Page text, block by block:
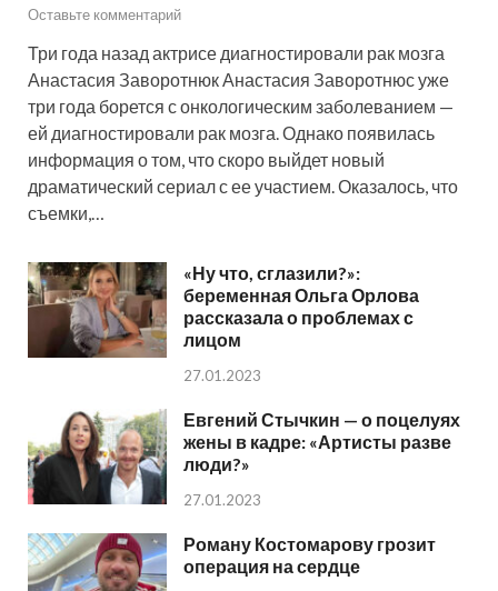
Оставьте комментарий
Три года назад актрисе диагностировали рак мозга
Анастасия Заворотнюк Анастасия Заворотнюс уже
три года борется с онкологическим заболеванием —
ей диагностировали рак мозга. Однако появилась
информация о том, что скоро выйдет новый
драматический сериал с ее участием. Оказалось, что
съемки,…
«Ну что, сглазили?»:
беременная Ольга Орлова
рассказала о проблемах с
лицом
27.01.2023
Евгений Стычкин — о поцелуях
жены в кадре: «Артисты разве
люди?»
27.01.2023
Роману Костомарову грозит
операция на сердце